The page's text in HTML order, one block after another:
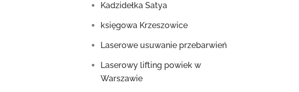
Kadzidełka Satya
księgowa Krzeszowice
Laserowe usuwanie przebarwień
Laserowy lifting powiek w
Warszawie